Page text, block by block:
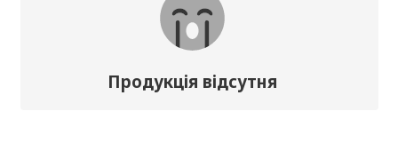
Продукція відсутня